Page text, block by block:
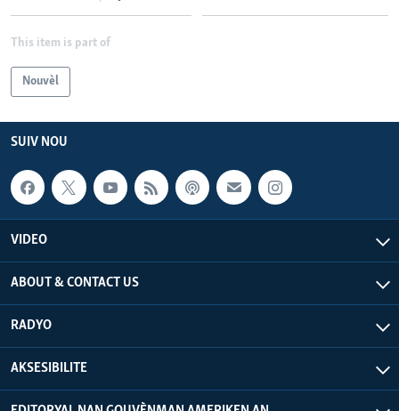
This item is part of
Nouvèl
SUIV NOU
VIDEO
ABOUT & CONTACT US
RADYO
AKSESIBILITE